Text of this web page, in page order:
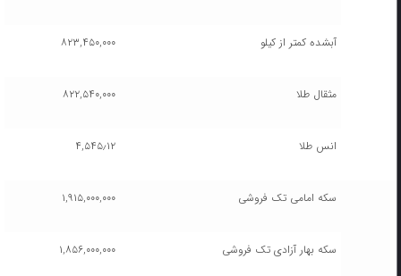
آبشده کمتر از کیلو ۸۲۳,۴۵۰,۰۰۰
مثقال طلا ۸۲۲,۵۴۰,۰۰۰
انس طلا ۴,۵۴۵٫۱۲
سکه امامی تک فروشی ۱,۹۱۵,۰۰۰,۰۰۰
سکه بهار آزادی تک فروشی ۱,۸۵۶,۰۰۰,۰۰۰